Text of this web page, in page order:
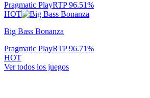
Pragmatic PlayRTP96.51%
HOT
Big Bass Bonanza
Pragmatic PlayRTP96.71%
HOT
Ver todos los juegos